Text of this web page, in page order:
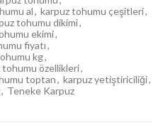
al, karpuz tohumu çeşitleri,
tohumu dikimi,
ekimi,
fiyatı,
kg,
tohumu özellikleri,
toptan, karpuz yetiştiriciliği,
, Teneke Karpuz